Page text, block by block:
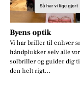
SPAR SKALLERUP
Der er skarpe priser på
programmet i ugens
sensommer! Her ser du
hverdagens favoritter